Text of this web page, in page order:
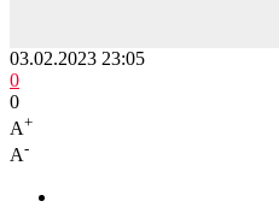
03.02.2023 23:05
0
0
A+
A-